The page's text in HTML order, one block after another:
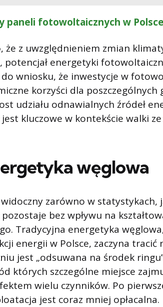
paneli fotowoltaicznych w Polsce
z uwzględnieniem zmian
potencjał energetyki
wniosku, że inwestycje w
korzyści dla
udziału odnawialnych źródeł
kluczowe w kontekście walki
węglowa
zarówno w statystykach,
bez wpływu na
Tradycyjna energetyka
energii w Polsce, zaczyna tracić
jest „odsuwana na środek
których szczególne miejsce
wielu czynników. Po
jest coraz mniej opłacalna.